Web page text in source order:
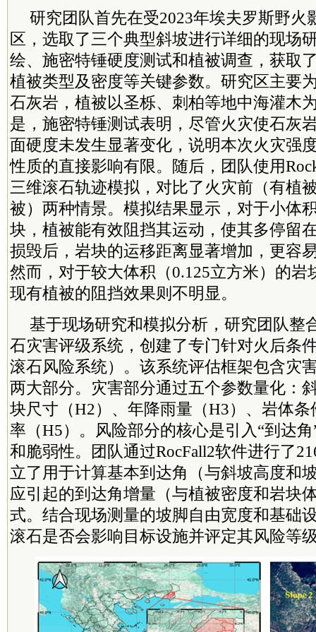
研究团队首先在受2023年埃夫罗斯野火
区，选取了三个典型斜坡进行详细的现场
绘、施密特锤硬度测试和植被调查，获取
植被类型及密度等关键参数。研究区主要
石灰岩，植被以圣栎、刺柏等地中海灌木
是，施密特锤测试表明，尽管火灾使石灰
面硬度未发生显著变化，说明本次火灾强
性质的直接影响有限。随后，团队使用
三维滚石轨迹模拟，对比了火灾前（有植
被）两种情景。模拟结果显示，对于小体
块，植被能有效阻挡其运动，使其多停留
损毁后，岩块的运移距离显著增加，更容
然而，对于较大体积（0.125立方米）的岩
现有植被的阻挡效果则不明显。
基于现场研究和模拟分析，研究团队整
石灾害评级系统，创建了专门针对火后条
滚石风险系统）。该系统评估框架包含灾
两大部分。灾害部分通过五个参数量化：
块尺寸（H2）、年降雨量（H3）、岩体
率（H5）。风险部分的核心是引入“到达
和脆弱性。团队通过RocFall2软件进行了
立了用于计算基本到达角（与斜坡高度和
应引起的到达角增量（与植被密度和岩块
式。结合现场测量的坡脚自由宽度和基础
滚石是否会影响目标设施并评定其风险等